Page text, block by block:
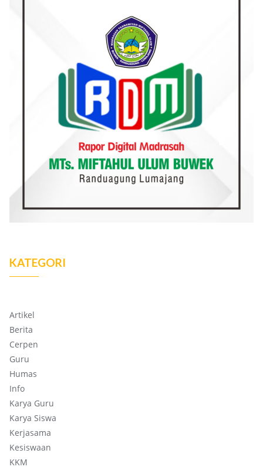
KATEGORI
Artikel
Berita
Cerpen
Guru
Humas
Info
Karya Guru
Karya Siswa
Kerjasama
Kesiswaan
KKM